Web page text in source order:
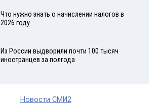
Что нужно знать о начислении налогов в
2026 году
Из России выдворили почти 100 тысяч
иностранцев за полгода
Новости СМИ2